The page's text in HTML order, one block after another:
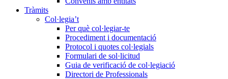
Tràmits
Col·legia’t
Per què col·legiar-te
Procediment i documentació
Protocol i quotes col·legials
Formulari de sol·licitud
Guia de verificació de col·legiació
Directori de Professionals